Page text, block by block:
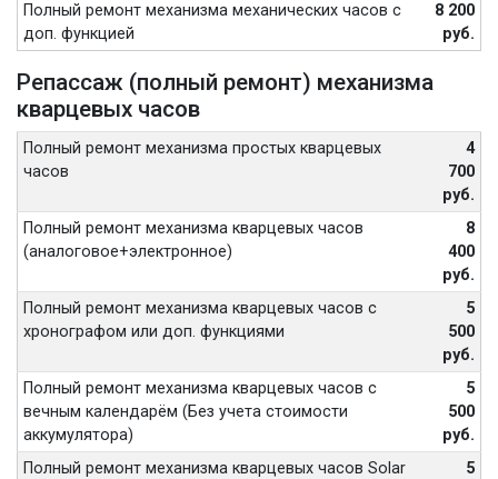
Полный ремонт механизма механических часов с
доп. функцией
8 200
руб.
Репассаж (полный ремонт) механизма
кварцевых часов
Полный ремонт механизма простых кварцевых
часов
4
700
руб.
Полный ремонт механизма кварцевых часов
(аналоговое+электронное)
8
400
руб.
Полный ремонт механизма кварцевых часов с
хронографом или доп. функциями
5
500
руб.
Полный ремонт механизма кварцевых часов с
вечным календарём (Без учета стоимости
аккумулятора)
5
500
руб.
Полный ремонт механизма кварцевых часов Solar
5